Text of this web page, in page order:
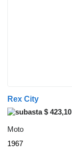
Rex City
$ 423,10
Moto
1967